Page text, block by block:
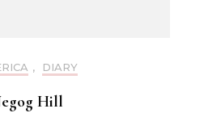
, DIARY
Hill